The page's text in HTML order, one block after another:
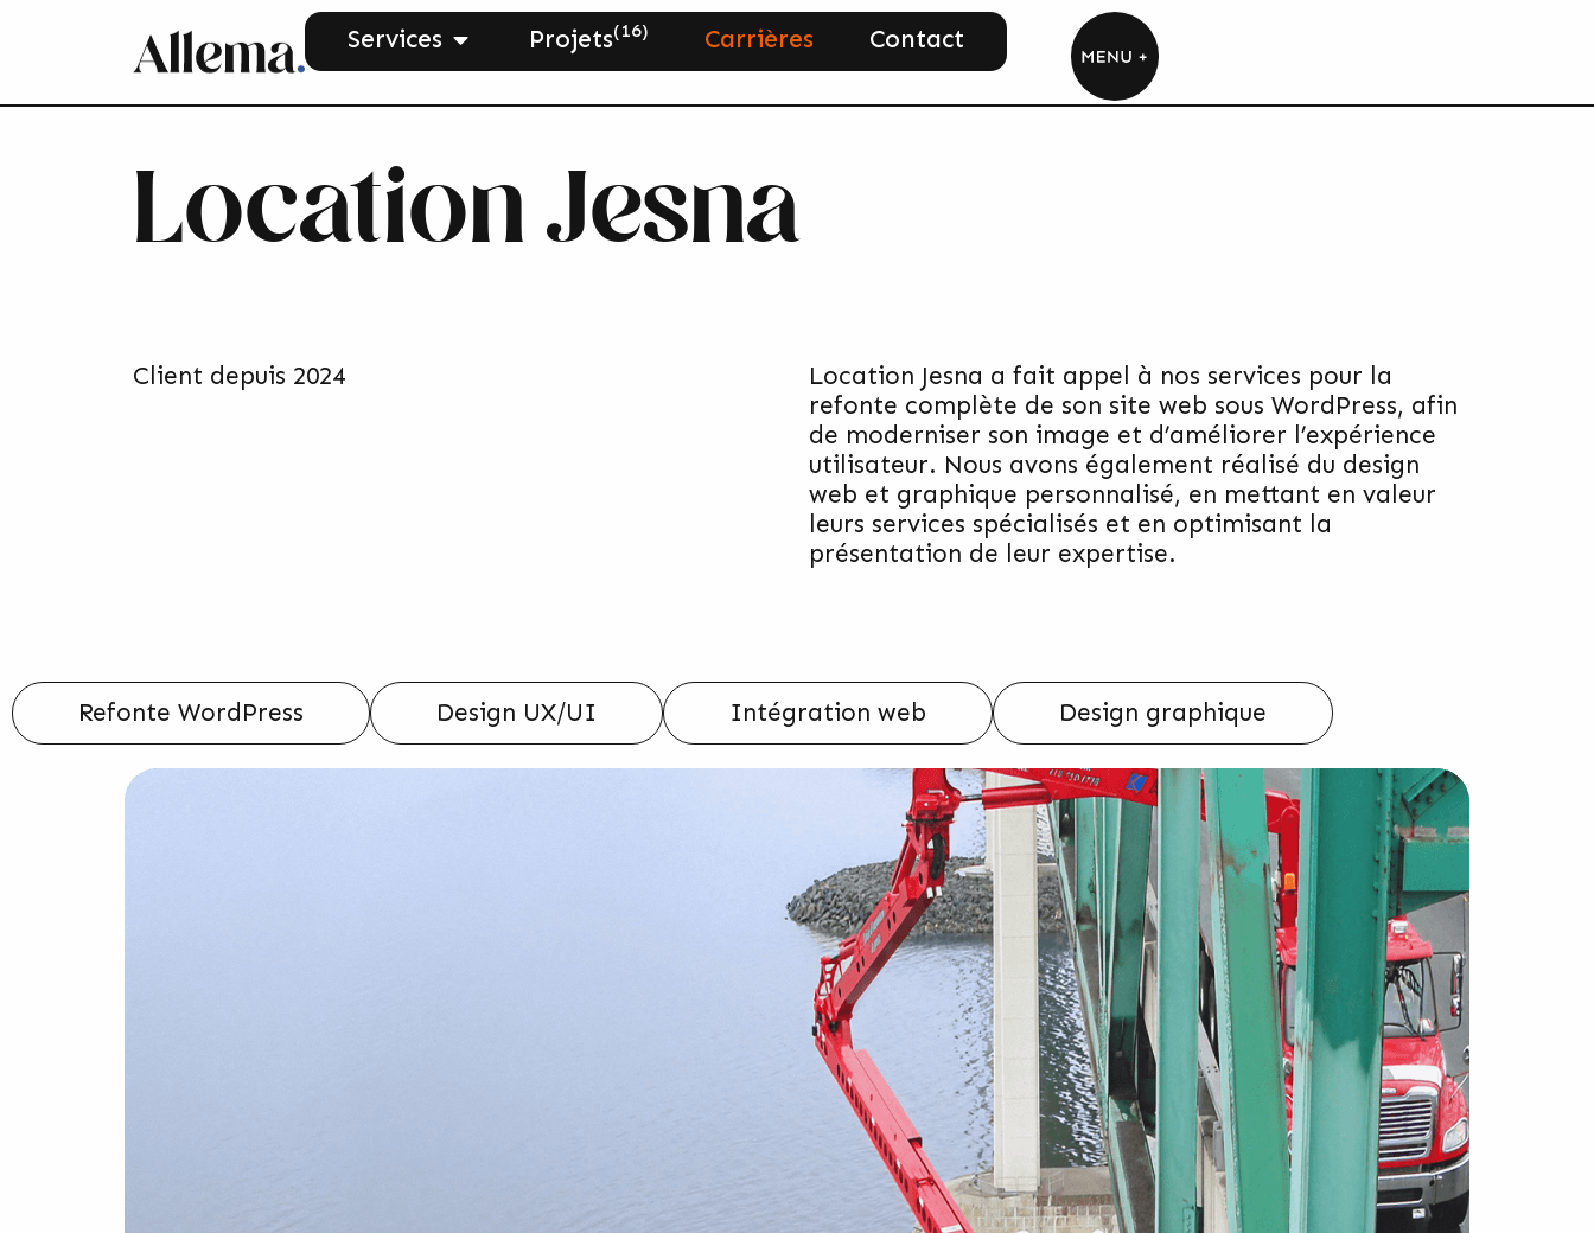
Services Projets(16) Carrières Contact
Location Jesna
Client depuis 2024
Location Jesna a fait appel à nos services pour la
refonte complète de son site web sous WordPress, afin
de moderniser son image et d’améliorer l’expérience
utilisateur. Nous avons également réalisé du design
web et graphique personnalisé, en mettant en valeur
leurs services spécialisés et en optimisant la
présentation de leur expertise.
Refonte WordPress Design UX/UI Intégration web Design graphique